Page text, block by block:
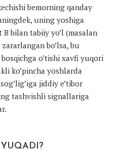
bemorning qanday
uning yoshiga
bilan tabiiy yo’l (masalan
bo’lsa, bu
o’tishi xavfi yuqori
ko’pincha yoshlarda
jiddiy e’tibor
tashvishli signallariga